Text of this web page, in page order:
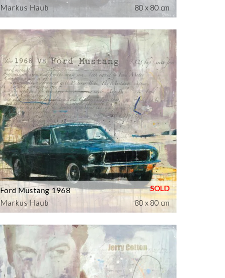
Markus Haub
80 x 80 cm
Markus Haub
Ford Mustang 1968
80 x 80 cm